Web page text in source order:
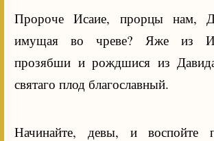
Пророче Исаие, прорцы нам,
имущая во чреве? Яже из
прозябши и рождшися из
святаго плод благославный.
Начинайте, девы, и воспойте